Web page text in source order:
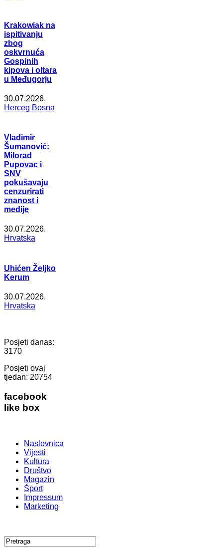
Krakowiak na
ispitivanju
zbog
oskvrnuća
Gospinih
kipova i oltara
u Međugorju
30.07.2026.
Herceg Bosna
Vladimir
Šumanović:
Milorad
Pupovac i
SNV
pokušavaju
cenzurirati
znanost i
medije
30.07.2026.
Hrvatska
Uhićen Željko
Kerum
30.07.2026.
Hrvatska
Posjeti danas:
3170
Posjeti ovaj
tjedan: 20754
facebook
like box
Naslovnica
Vijesti
Kultura
Društvo
Magazin
Šport
Impressum
Marketing